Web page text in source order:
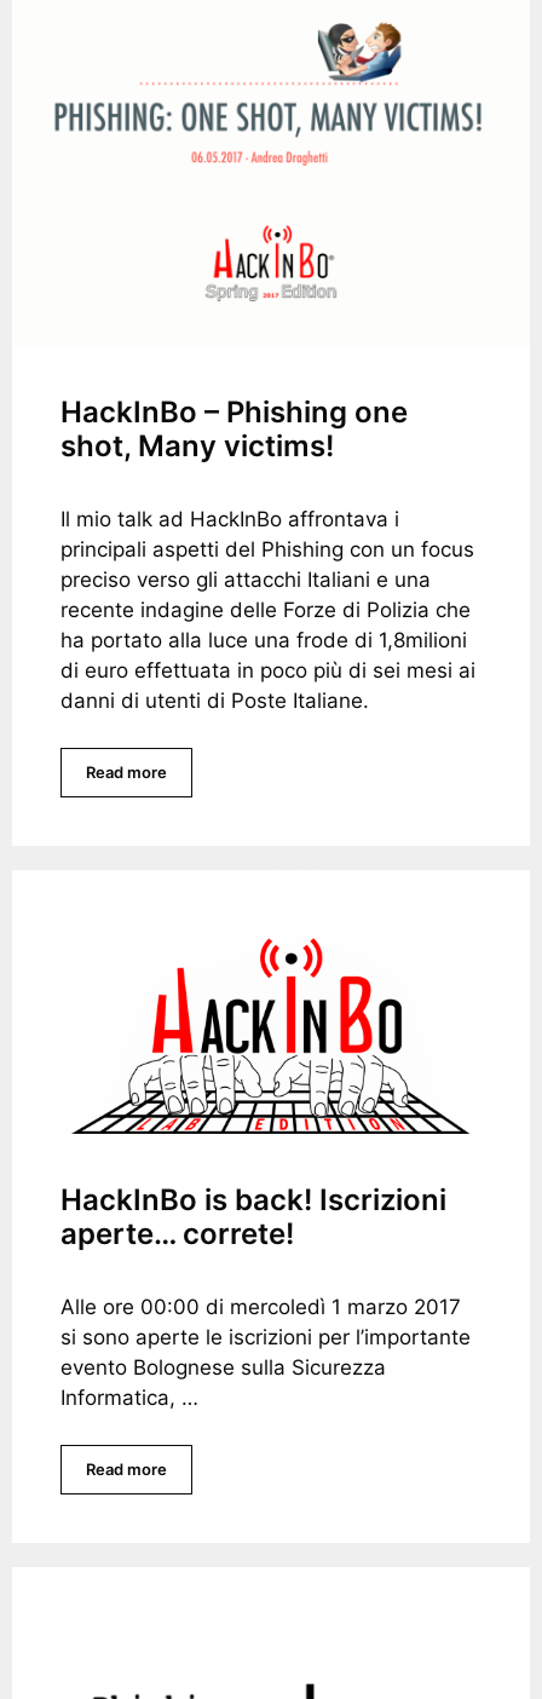
HackInBo – Phishing one
shot, Many victims!
Il mio talk ad HackInBo affrontava i
principali aspetti del Phishing con un focus
preciso verso gli attacchi Italiani e una
recente indagine delle Forze di Polizia che
ha portato alla luce una frode di 1,8milioni
di euro effettuata in poco più di sei mesi ai
danni di utenti di Poste Italiane.
Read more
HackInBo is back! Iscrizioni
aperte… correte!
Alle ore 00:00 di mercoledì 1 marzo 2017
si sono aperte le iscrizioni per l’importante
evento Bolognese sulla Sicurezza
Informatica, …
Read more